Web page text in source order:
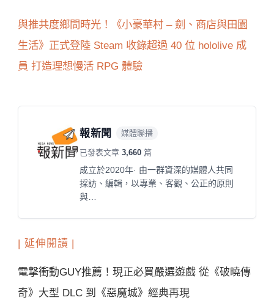
與推共度鄉間時光！《小豪華村 – 劍、商店與田園
生活》正式登陸 Steam 收錄超過 40 位 hololive 成
員 打造理想慢活 RPG 體驗
報新聞 媒體聯播
已發表文章3,660 篇
成立於2020年· 由一群資深的媒體人共同
採訪、編輯，以專業、客觀、公正的原則
與…
| 延伸閱讀 |
電撃衝動GUY推薦！現正必買嚴選遊戲 從《破曉傳
奇》大型 DLC 到《惡魔城》經典再現